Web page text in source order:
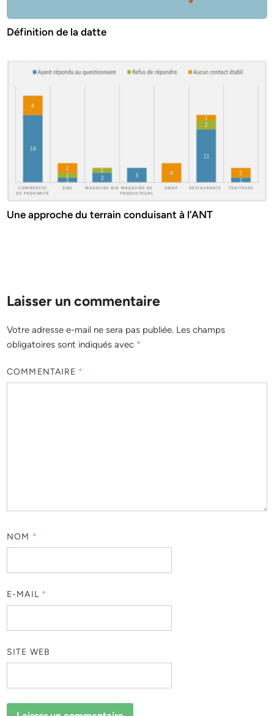
Définition de la datte
Une approche du terrain conduisant à l’ANT
Laisser un commentaire
Votre adresse e-mail ne sera pas publiée. Les champs
obligatoires sont indiqués avec *
COMMENTAIRE *
NOM *
E-MAIL *
SITE WEB